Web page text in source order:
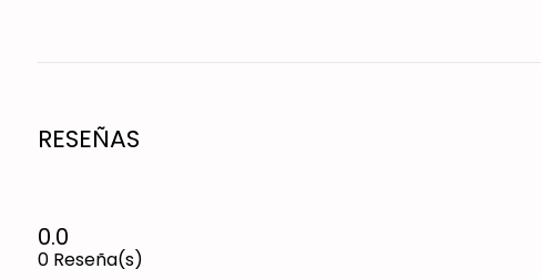
RESEÑAS
0.0
0Reseña(s)